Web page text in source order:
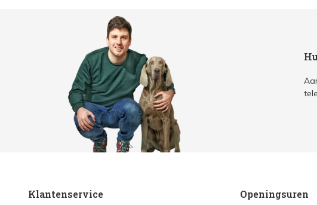
Klantenservice Openingsuren